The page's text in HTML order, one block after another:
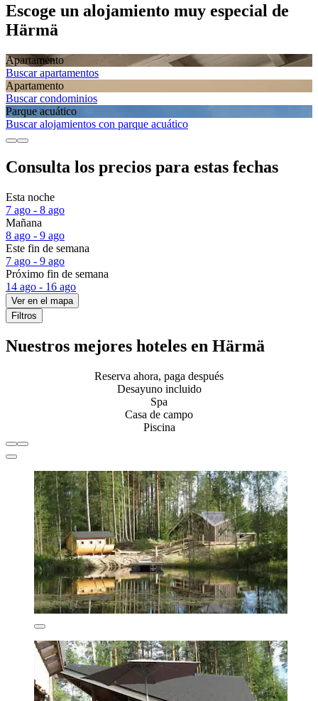
Escoge un alojamiento muy especial de
Härmä
Apartamento
Buscar apartamentos
Apartamento
Buscar condominios
Parque acuático
Buscar alojamientos con parque acuático
Consulta los precios para estas fechas
Esta noche
7 ago - 8 ago
Mañana
8 ago - 9 ago
Este fin de semana
7 ago - 9 ago
Próximo fin de semana
14 ago - 16 ago
Ver en el mapa
Filtros
Nuestros mejores hoteles en Härmä
Reserva ahora, paga después
Desayuno incluido
Spa
Casa de campo
Piscina